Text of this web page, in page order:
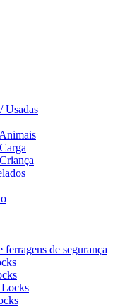
Usadas
ferragens de segurança